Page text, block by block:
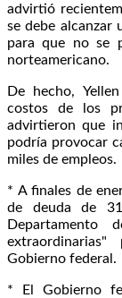
advirtió
se debe alcanzar
para que no se
norteamericano.
De hecho,
costos de los
advirtieron que
podría provocar
miles de empleos.
* A finales de
de deuda de
Departamento
Gobierno federal.
* El Gobierno